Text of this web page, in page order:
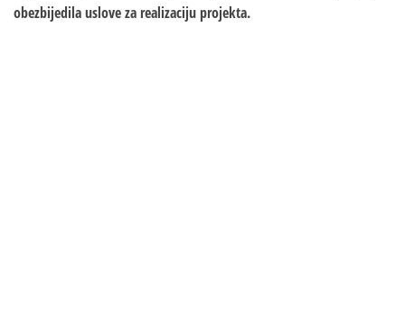
obezbijedila uslove za realizaciju projekta.